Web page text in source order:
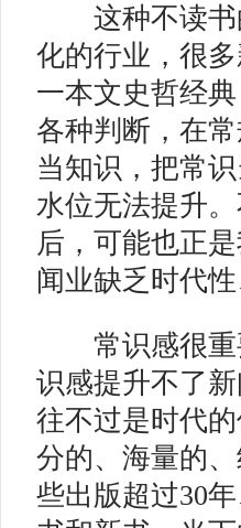
这种不读书
化的行业，很
一本文史哲经
各种判断，在
当知识，把常
水位无法提升
后，可能也正
闻业缺乏时代
常识感很重
识感提升不了
往不过是时代
分的、海量的
些出版超过30